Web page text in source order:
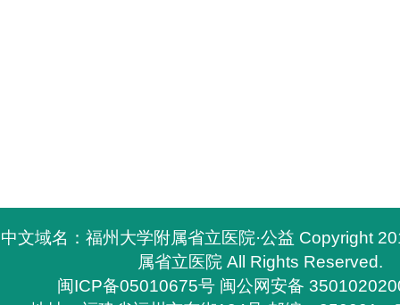
中文域名：福州大学附属省立医院·公益 Copyright
属省立医院 All Rights Reserved.
闽ICP备05010675号 闽公网安备